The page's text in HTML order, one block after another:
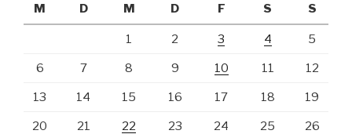
M
D M D F S S
1 2 3 4 5
6 7 8 9 10 11 12
13 14 15 16 17 18 19
20 21 22 23 24 25 26